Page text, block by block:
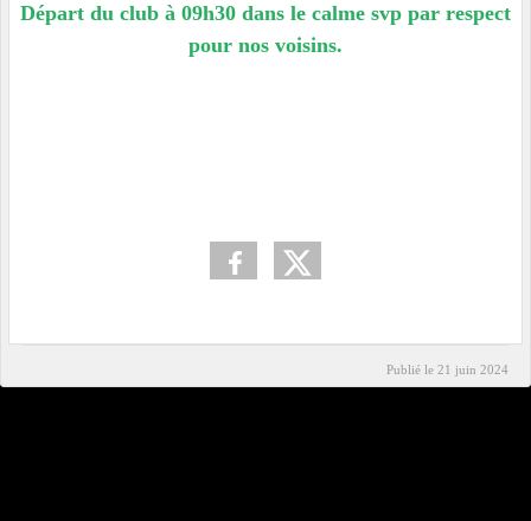
Départ du club à 09h30 dans le calme svp par respect
pour nos voisins.
Publié le 21 juin 2024